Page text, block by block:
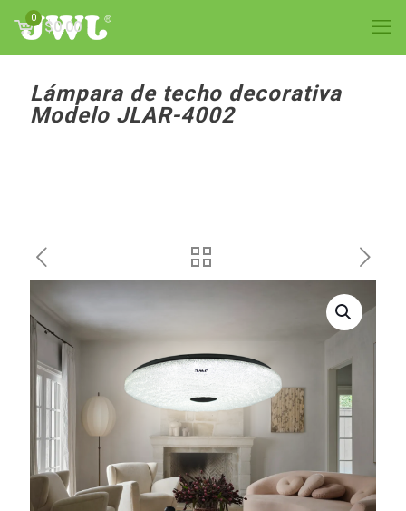
0
$0.00
Lámpara de techo decorativa
Modelo JLAR-4002